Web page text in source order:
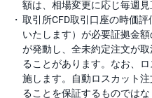
額は、相場変更に応じ毎週見
取引所CFD取引口座の時価
いたします）が必要証拠金
が発動し、全未約定注文が
ることがあります。なお、
施します。自動ロスカット
ることを保証するものでは